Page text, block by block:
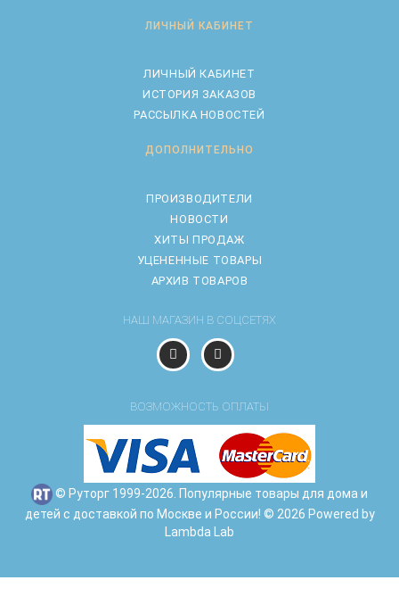
ЛИЧНЫЙ КАБИНЕТ
ЛИЧНЫЙ КАБИНЕТ
ИСТОРИЯ ЗАКАЗОВ
РАССЫЛКА НОВОСТЕЙ
ДОПОЛНИТЕЛЬНО
ПРОИЗВОДИТЕЛИ
НОВОСТИ
ХИТЫ ПРОДАЖ
УЦЕНЕННЫЕ ТОВАРЫ
АРХИВ ТОВАРОВ
НАШ МАГАЗИН В СОЦСЕТЯХ
ВОЗМОЖНОСТЬ ОПЛАТЫ
© Руторг 1999-2026. Популярные товары для дома и
детей с доставкой по Москве и России! © 2026 Powered by
Lambda Lab